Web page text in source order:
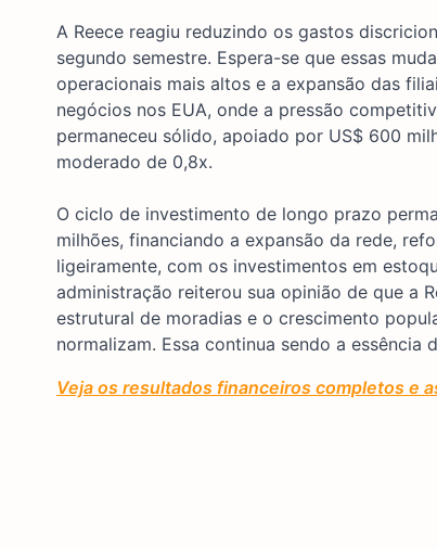
A Reece reagiu reduzindo os gastos
segundo semestre. Espera-se que essas
operacionais mais altos e a expansão das
negócios nos EUA, onde a pressão
permaneceu sólido, apoiado por US$ 600
moderado de 0,8x.
O ciclo de investimento de longo prazo
milhões, financiando a expansão da rede,
ligeiramente, com os investimentos em
administração reiterou sua opinião de que a
estrutural de moradias e o crescimento
normalizam. Essa continua sendo a
Veja os resultados financeiros completos e